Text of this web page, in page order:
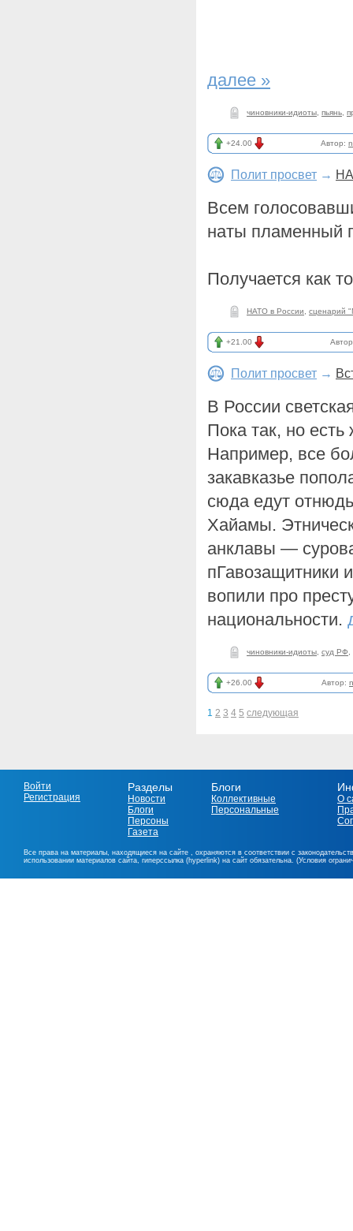
далее »
чиновники-идиоты пьянь
+24.00 Автор:
Полит просвет →
Всем
наты пламенный
Получается как
НАТО в России сценарий
+21.00
Полит просвет →
В России
Пока так, но
Например, все
закавказье
сюда едут
Хайамы.
анклавы —
пГавозащитники
вопили про
национальности.
чиновники-идиоты суд РФ
+26.00 Автор:
1 2 3 4 5 следующая
Войти
Регистрация
Разделы
Новости
Блоги
Персоны
Газета
Блоги
Коллективные
Персональные
О
Все права на материалы, находящиеся на сайте , охраняются в соответствии с
использовании материалов сайта, гиперссылка (hyperlink) на сайт обязательна. (Условия